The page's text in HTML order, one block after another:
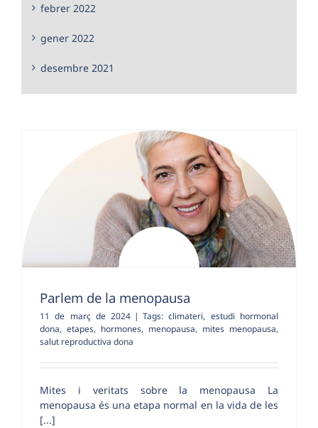
Parlem de la menopausa
11 de març de 2024 | Tags:climateri, estudi hormonal
dona, etapes, hormones, menopausa, mites menopausa,
salut reproductiva dona
Mites i veritats sobre la menopausa La
menopausa és una etapa normal en la vida de les
[...]
febrer 2022
gener 2022
desembre 2021